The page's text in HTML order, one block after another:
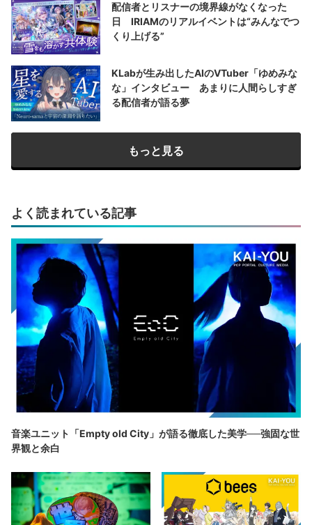
配信者とリスナーの境界線がなくなった
日 IRIAMのリアルイベントは“みんなでつ
くり上げる”
KLabが生み出したAIのVTuber「ゆめみな
な」インタビュー あまりに人間らしすぎ
る配信者が語る夢
もっと見る
よく読まれている記事
音楽ユニット「Empty old City」が語る徹底した美学──強固な世
界観と余白